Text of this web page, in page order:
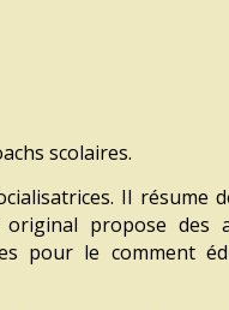
scolaires.
Il résume
propose des
pour le comment